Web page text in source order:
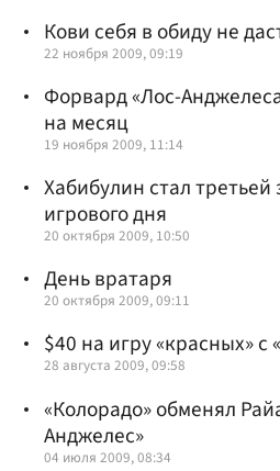
Кови себя в обиду не
22 ноября 2009, 09:19
Форвард «Лос-
на месяц
19 ноября 2009, 11:14
Хабибулин стал третьей
игрового дня
20 октября 2009, 10:50
День вратаря
20 октября 2009, 09:11
$40 на игру «красных» с
28 августа 2009, 09:58
«Колорадо» обменял
Анджелес»
04 июля 2009, 08:34